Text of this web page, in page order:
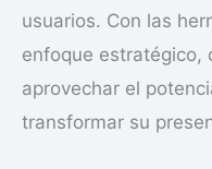
usuarios. Con las
enfoque estratégico,
aprovechar el
transformar su